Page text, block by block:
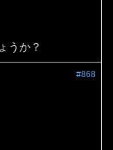
うか？
#868